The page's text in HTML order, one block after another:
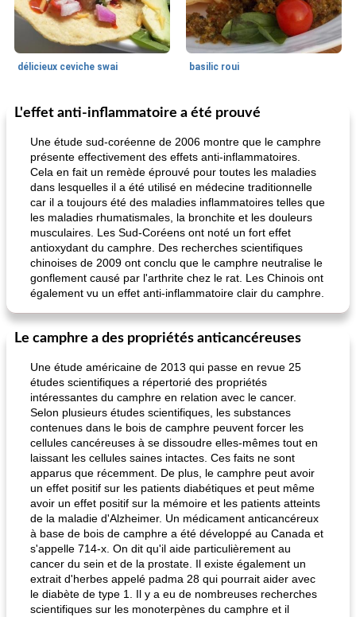
délicieux ceviche swai basilic roui
65min
Déjeuner / Snacks
pois chiches rôtis aux épices amandes au cheddar rôti
L'effet anti-inflammatoire a été prouvé
Une étude sud-coréenne de 2006 montre que le camphre
présente effectivement des effets anti-inflammatoires.
Cela en fait un remède éprouvé pour toutes les maladies
dans lesquelles il a été utilisé en médecine traditionnelle
car il a toujours été des maladies inflammatoires telles que
les maladies rhumatismales, la bronchite et les douleurs
musculaires. Les Sud-Coréens ont noté un fort effet
antioxydant du camphre. Des recherches scientifiques
chinoises de 2009 ont conclu que le camphre neutralise le
gonflement causé par l'arthrite chez le rat. Les Chinois ont
également vu un effet anti-inflammatoire clair du camphre.
Le camphre a des propriétés anticancéreuses
Une étude américaine de 2013 qui passe en revue 25
études scientifiques a répertorié des propriétés
intéressantes du camphre en relation avec le cancer.
Selon plusieurs études scientifiques, les substances
contenues dans le bois de camphre peuvent forcer les
cellules cancéreuses à se dissoudre elles-mêmes tout en
laissant les cellules saines intactes. Ces faits ne sont
apparus que récemment. De plus, le camphre peut avoir
un effet positif sur les patients diabétiques et peut même
avoir un effet positif sur la mémoire et les patients atteints
de la maladie d'Alzheimer. Un médicament anticancéreux
à base de bois de camphre a été développé au Canada et
s'appelle 714-x. On dit qu'il aide particulièrement au
cancer du sein et de la prostate. Il existe également un
extrait d'herbes appelé padma 28 qui pourrait aider avec
le diabète de type 1. Il y a eu de nombreuses recherches
scientifiques sur les monoterpènes du camphre et il